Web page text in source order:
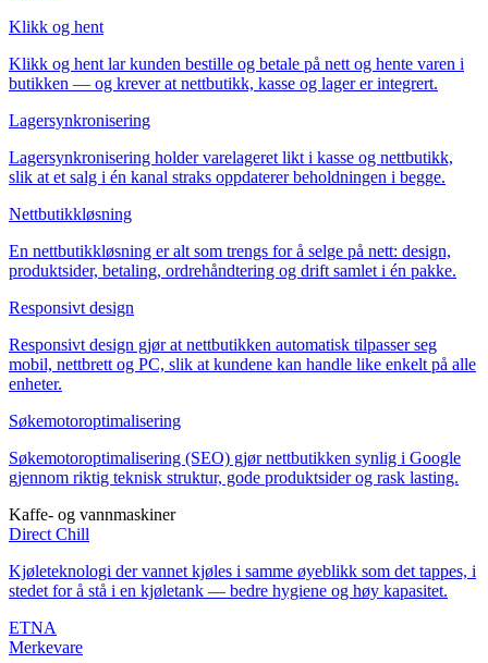
Klikk og hent
Klikk og hent lar kunden bestille og betale på nett og hente varen i
butikken — og krever at nettbutikk, kasse og lager er integrert.
Lagersynkronisering
Lagersynkronisering holder varelageret likt i kasse og nettbutikk,
slik at et salg i én kanal straks oppdaterer beholdningen i begge.
Nettbutikkløsning
En nettbutikkløsning er alt som trengs for å selge på nett: design,
produktsider, betaling, ordrehåndtering og drift samlet i én pakke.
Responsivt design
Responsivt design gjør at nettbutikken automatisk tilpasser seg
mobil, nettbrett og PC, slik at kundene kan handle like enkelt på alle
enheter.
Søkemotoroptimalisering
Søkemotoroptimalisering (SEO) gjør nettbutikken synlig i Google
gjennom riktig teknisk struktur, gode produktsider og rask lasting.
Kaffe- og vannmaskiner
Direct Chill
Kjøleteknologi der vannet kjøles i samme øyeblikk som det tappes, i
stedet for å stå i en kjøletank — bedre hygiene og høy kapasitet.
ETNA
Merkevare